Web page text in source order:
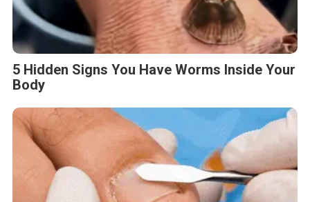
5 Hidden Signs You Have Worms Inside Your
Body